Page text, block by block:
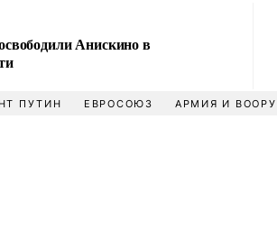
Анискино в
ПУТИН ЕВРОСОЮЗ АРМИЯ И